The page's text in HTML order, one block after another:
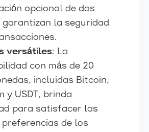
opcional de dos
la seguridad
versátiles: La
con más de 20
incluidas Bitcoin,
y USDT, brinda
para satisfacer las
de los